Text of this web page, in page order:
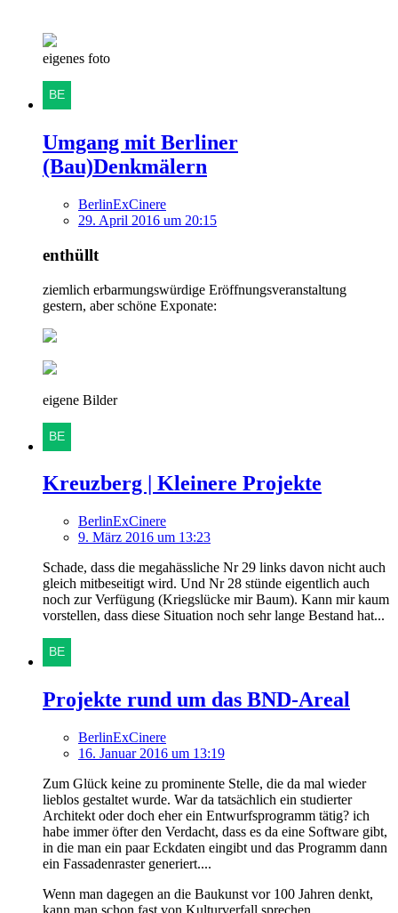
eigenes foto
Umgang mit Berliner
(Bau)Denkmälern
BerlinExCinere
29. April 2016 um 20:15
enthüllt
ziemlich erbarmungswürdige Eröffnungsveranstaltung
gestern, aber schöne Exponate:
eigene Bilder
Kreuzberg | Kleinere Projekte
BerlinExCinere
9. März 2016 um 13:23
Schade, dass die megahässliche Nr 29 links davon nicht auch
gleich mitbeseitigt wird. Und Nr 28 stünde eigentlich auch
noch zur Verfügung (Kriegslücke mir Baum). Kann mir kaum
vorstellen, dass diese Situation noch sehr lange Bestand hat...
Projekte rund um das BND-Areal
BerlinExCinere
16. Januar 2016 um 13:19
Zum Glück keine zu prominente Stelle, die da mal wieder
lieblos gestaltet wurde. War da tatsächlich ein studierter
Architekt oder doch eher ein Entwurfsprogramm tätig? ich
habe immer öfter den Verdacht, dass es da eine Software gibt,
in die man ein paar Eckdaten eingibt und das Programm dann
ein Fassadenraster generiert....
Wenn man dagegen an die Baukunst vor 100 Jahren denkt,